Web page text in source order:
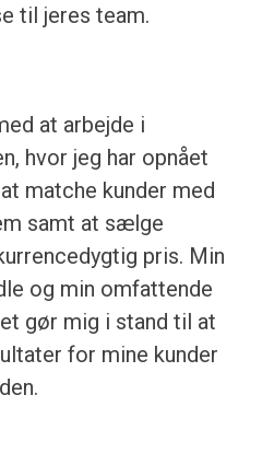
til jeres team.
at arbejde i
hvor jeg har opnået
matche kunder med
samt at sælge
pris. Min
og min omfattende
gør mig i stand til at
for mine kunder